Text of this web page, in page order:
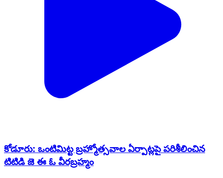
కోడూరు: ఒంటిమిట్ట బ్రహ్మోత్సవాల ఏర్పాట్లపై పరిశీలించిన
టిటిడి జె ఈ ఓ వీరబ్రహ్మం